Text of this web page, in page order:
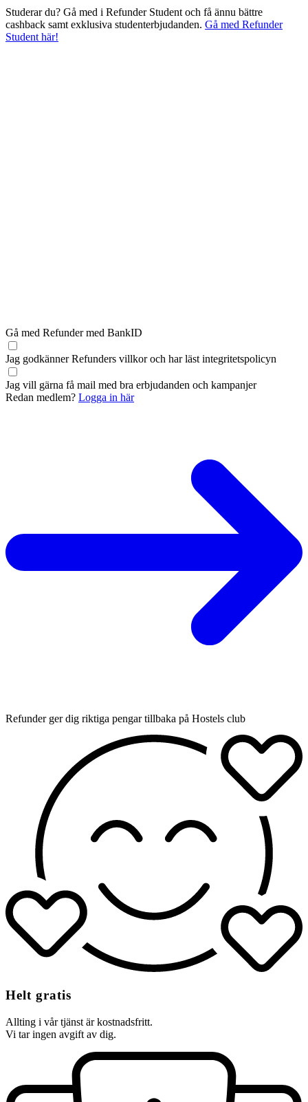
Studerar du? Gå med i Refunder Student och få ännu bättre
cashback samt exklusiva studenterbjudanden. Gå med Refunder
Student här!
Gå med Refunder med BankID
Jag godkänner Refunders villkoroch har läst integritetspolicyn
Jag vill gärna få mail med bra erbjudanden och kampanjer
Redan medlem? Logga in här
Refunder ger dig riktiga pengar tillbaka på Hostels club
Helt gratis
Allting i vår tjänst är kostnadsfritt.
Vi tar ingen avgift av dig.